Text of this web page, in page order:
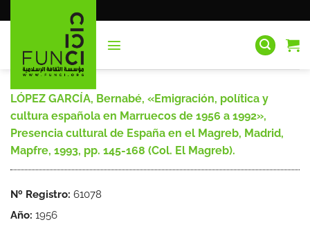
al
LÓPEZ GARCÍA, Bernabé, «Emigración, política y
cultura española en Marruecos de 1956 a 1992»,
Presencia cultural de España en el Magreb, Madrid,
Mapfre, 1993, pp. 145-168 (Col. El Magreb).
Nº Registro: 61078
Año: 1956